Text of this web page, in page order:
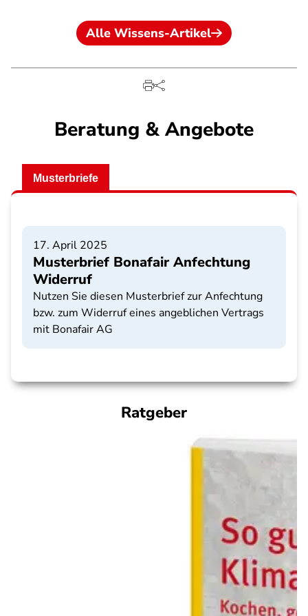
Alle Wissens-Artikel
Beratung & Angebote
Musterbriefe
17. April 2025
Musterbrief Bonafair Anfechtung
Widerruf
Nutzen Sie diesen Musterbrief zur Anfechtung
bzw. zum Widerruf eines angeblichen Vertrags
mit Bonafair AG
Ratgeber